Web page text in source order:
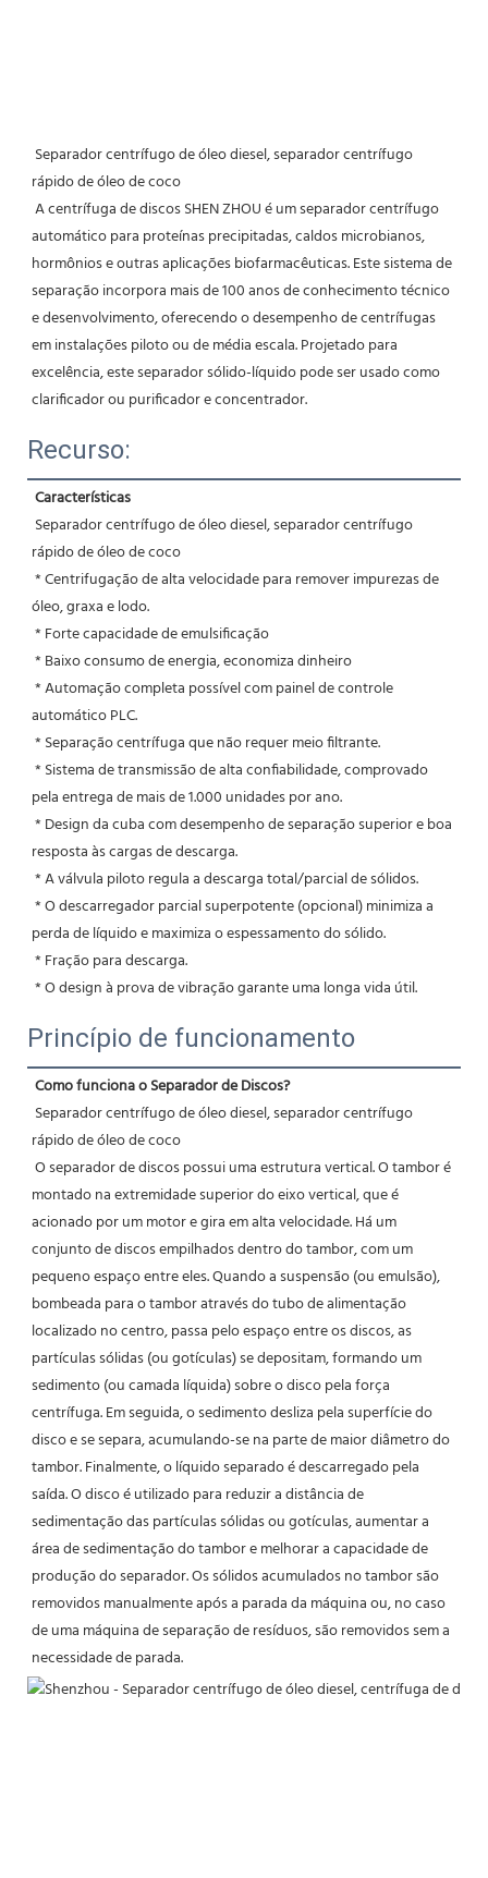
Separador centrífugo de óleo diesel, separador centrífugo
rápido de óleo de coco
A centrífuga de discos SHEN ZHOU é um separador centrífugo
automático para proteínas precipitadas, caldos microbianos,
hormônios e outras aplicações biofarmacêuticas. Este sistema de
separação incorpora mais de 100 anos de conhecimento técnico
e desenvolvimento, oferecendo o desempenho de centrífugas
em instalações piloto ou de média escala. Projetado para
excelência, este separador sólido-líquido pode ser usado como
clarificador ou purificador e concentrador.
Recurso:
Características
Separador centrífugo de óleo diesel, separador centrífugo
rápido de óleo de coco
* Centrifugação de alta velocidade para remover impurezas de
óleo, graxa e lodo.
* Forte capacidade de emulsificação
* Baixo consumo de energia, economiza dinheiro
automático PLC.
* Separação centrífuga que não requer meio filtrante.
pela entrega de mais de 1.000 unidades por ano.
resposta às cargas de descarga.
* A válvula piloto regula a descarga total/parcial de sólidos.
perda de líquido e maximiza o espessamento do sólido.
* Fração para descarga.
* O design à prova de vibração garante uma longa vida útil.
Princípio de funcionamento
Como funciona o Separador de Discos?
Separador centrífugo de óleo diesel, separador centrífugo
rápido de óleo de coco
O separador de discos possui uma estrutura vertical. O tambor é
montado na extremidade superior do eixo vertical, que é
acionado por um motor e gira em alta velocidade. Há um
conjunto de discos empilhados dentro do tambor, com um
pequeno espaço entre eles. Quando a suspensão (ou emulsão),
bombeada para o tambor através do tubo de alimentação
localizado no centro, passa pelo espaço entre os discos, as
partículas sólidas (ou gotículas) se depositam, formando um
sedimento (ou camada líquida) sobre o disco pela força
centrífuga. Em seguida, o sedimento desliza pela superfície do
disco e se separa, acumulando-se na parte de maior diâmetro do
tambor. Finalmente, o líquido separado é descarregado pela
saída. O disco é utilizado para reduzir a distância de
sedimentação das partículas sólidas ou gotículas, aumentar a
área de sedimentação do tambor e melhorar a capacidade de
produção do separador. Os sólidos acumulados no tambor são
removidos manualmente após a parada da máquina ou, no caso
de uma máquina de separação de resíduos, são removidos sem a
necessidade de parada.